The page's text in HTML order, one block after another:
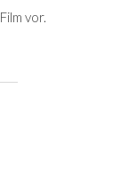
vor.